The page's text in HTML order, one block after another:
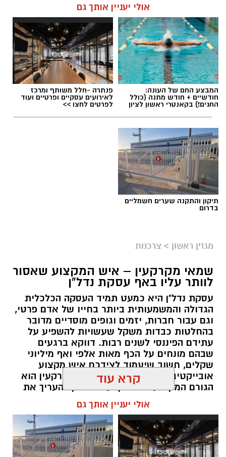
אולי יעניין אותך גם
המבצע החם של העונה:
חודשיים + חודש מתנה (כולל
החגים!) בקאנטרי ראשון לציון
פנתרה -חלל משותף ומרכז
לאירועים עסקיים ופרטיים ועוד
לפרטים לחצו >>
תיקון והתקנה שערים חשמליים
בדרום
מגזין ראשון > צרכנות
שמאי מקרקעין – איש המקצוע שאסור
לוותר עליו באף עסקת נדל"ן
עסקת נדל"ן היא כמעט תמיד העסקה הכלכלית
הגדולה והמשמעותית ביותר בחייו של אדם פרטי,
וגם עבור חברות, יזמים וגופים מוסדיים מדובר
בהחלטות כבדות משקל שעשויות להשפיע על
עתידם הפיננסי לשנים רבות. דווקא ברגעים
שבהם מונחים על הכף מאות אלפי ואף מיליוני
שקלים, חשוב שיעמוד לצידכם איש מקצוע
אובייקטיבי, מוסמך ומנוסה. שמאי מקרקעין הוא
הגורם המקצועי המוסמך על פי חוק להעריך את
שווי של נכסי מקרקעין, והוא זה שמעניק לכם את
הביטחון לקבל החלטות מבוססות, שקולות
ובטוחות.
תוכן שיווקי / 09:49 05.08.26
קרא עוד
אולי יעניין אותך גם